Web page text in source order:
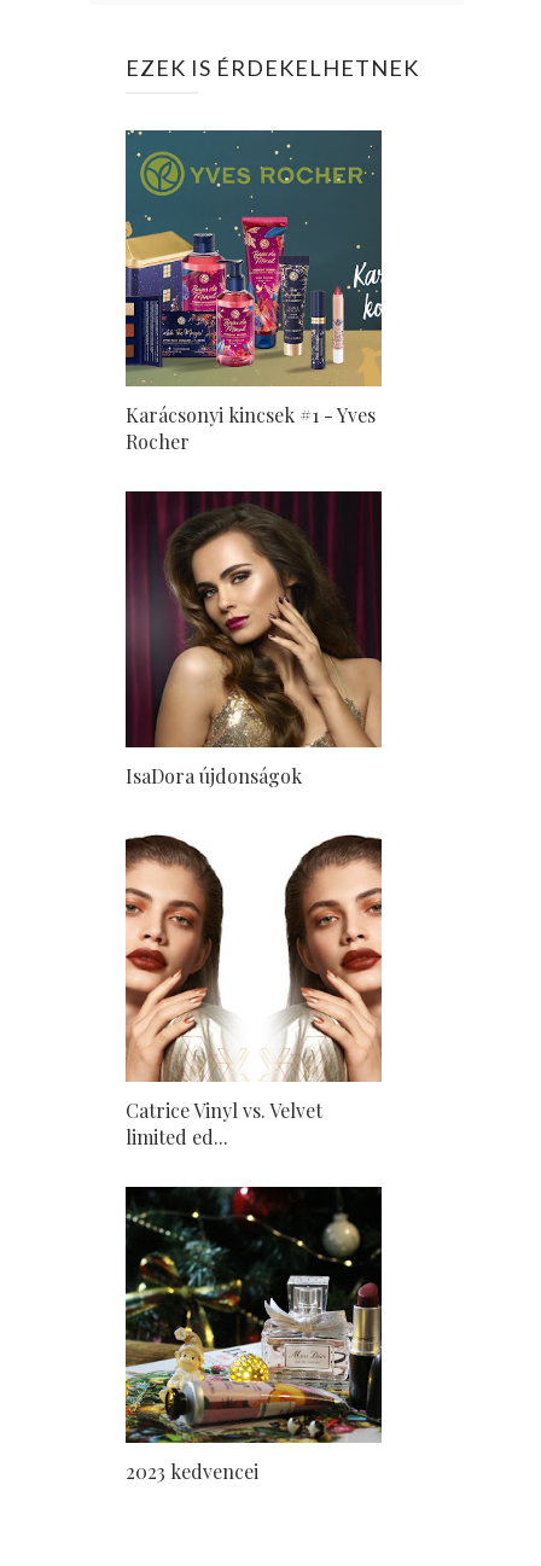
EZEK IS ÉRDEKELHETNEK
Karácsonyi kincsek #1 - Yves
Rocher
IsaDora újdonságok
Catrice Vinyl vs. Velvet
limited ed...
2023 kedvencei